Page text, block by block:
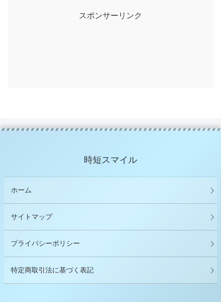
スポンサーリンク
時短スマイル
ホーム
サイトマップ
プライバシーポリシー
特定商取引法に基づく表記